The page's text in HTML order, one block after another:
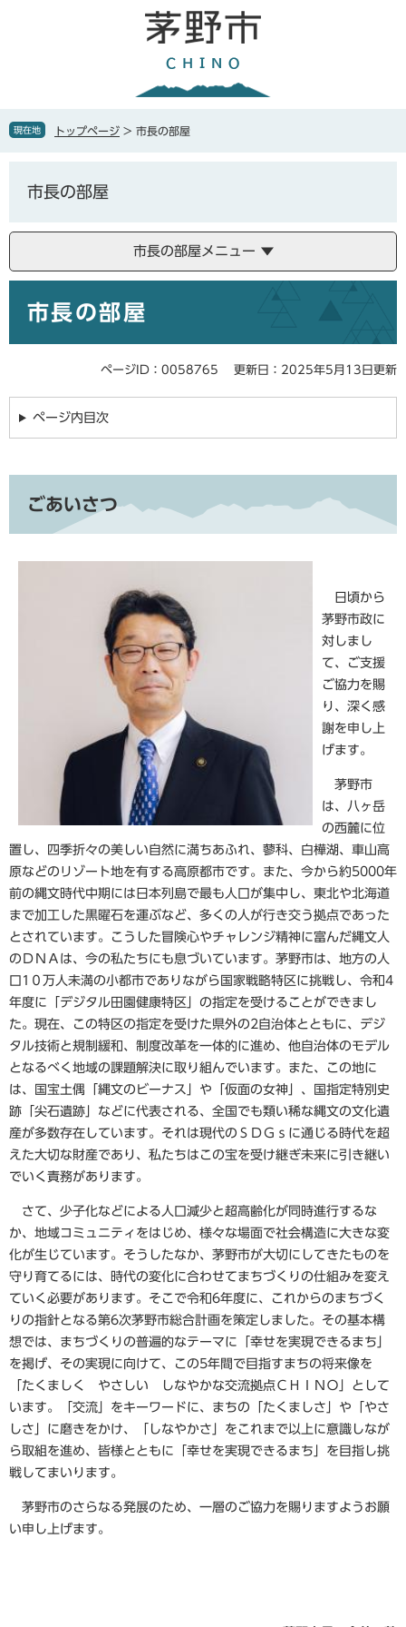
で
ば現在地 トップページ > 市長の部屋
市長の部屋
市長の部屋メニュー
市長の部屋
ページID：0058765 更新日：2025年5月13日更新
ページ内目次
ごあいさつ
日頃から
茅野市政に
対しまし
て、ご支援
ご協力を賜
り、深く感
謝を申し上
げます。
茅野市
は、八ヶ岳
の西麓に位
置し、四季折々の美しい自然に満ちあふれ、蓼科、白樺湖、車山高
原などのリゾート地を有する高原都市です。また、今から約5000年
前の縄文時代中期には日本列島で最も人口が集中し、東北や北海道
まで加工した黒曜石を運ぶなど、多くの人が行き交う拠点であった
とされています。こうした冒険心やチャレンジ精神に富んだ縄文人
のＤＮＡは、今の私たちにも息づいています。茅野市は、地方の人
口1０万人未満の小都市でありながら国家戦略特区に挑戦し、令和4
年度に「デジタル田園健康特区」の指定を受けることができまし
た。現在、この特区の指定を受けた県外の2自治体とともに、デジ
タル技術と規制緩和、制度改革を一体的に進め、他自治体のモデル
となるべく地域の課題解決に取り組んでいます。また、この地に
は、国宝土偶「縄文のビーナス」や「仮面の女神」、国指定特別史
跡「尖石遺跡」などに代表される、全国でも類い稀な縄文の文化遺
産が多数存在しています。それは現代のＳＤＧｓに通じる時代を超
えた大切な財産であり、私たちはこの宝を受け継ぎ未来に引き継い
でいく責務があります。
さて、少子化などによる人口減少と超高齢化が同時進行するな
か、地域コミュニティをはじめ、様々な場面で社会構造に大きな変
化が生じています。そうしたなか、茅野市が大切にしてきたものを
守り育てるには、時代の変化に合わせてまちづくりの仕組みを変え
ていく必要があります。そこで令和6年度に、これからのまちづく
りの指針となる第6次茅野市総合計画を策定しました。その基本構
想では、まちづくりの普遍的なテーマに「幸せを実現できるまち」
を掲げ、その実現に向けて、この5年間で目指すまちの将来像を
「たくましく やさしい しなやかな交流拠点ＣＨＩＮＯ」として
います。「交流」をキーワードに、まちの「たくましさ」や「やさ
しさ」に磨きをかけ、「しなやかさ」をこれまで以上に意識しなが
ら取組を進め、皆様とともに「幸せを実現できるまち」を目指し挑
戦してまいります。
茅野市のさらなる発展のため、一層のご協力を賜りますようお願
い申し上げます。